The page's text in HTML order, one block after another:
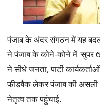
पंजाब के अंदर संगठन में यह
ने पंजाब के कोने-कोने में ‘सुपर
ने सीधे जनता, पार्टी
फीडबैक लेकर पंजाब की असली
नेतृत्व तक पहुंचाई.